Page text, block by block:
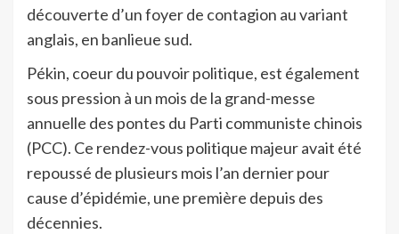
découverte d’un foyer de contagion au variant
anglais, en banlieue sud.
Pékin, coeur du pouvoir politique, est également
sous pression à un mois de la grand-messe
annuelle des pontes du Parti communiste chinois
(PCC). Ce rendez-vous politique majeur avait été
repoussé de plusieurs mois l’an dernier pour
cause d’épidémie, une première depuis des
décennies.